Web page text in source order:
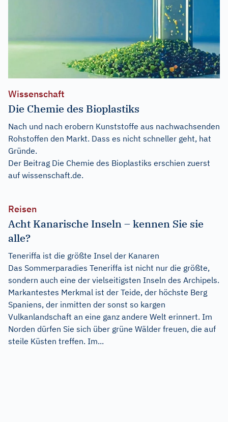
Wissenschaft
Die Chemie des Bioplastiks
Nach und nach erobern Kunststoffe aus nachwachsenden
Rohstoffen den Markt. Dass es nicht schneller geht, hat
Gründe.
Der Beitrag Die Chemie des Bioplastiks erschien zuerst
auf wissenschaft.de.
Reisen
Acht Kanarische Inseln – kennen Sie sie
alle?
Teneriffa ist die größte Insel der Kanaren
Das Sommerparadies Teneriffa ist nicht nur die größte,
sondern auch eine der vielseitigsten Inseln des Archipels.
Markantestes Merkmal ist der Teide, der höchste Berg
Spaniens, der inmitten der sonst so kargen
Vulkanlandschaft an eine ganz andere Welt erinnert. Im
Norden dürfen Sie sich über grüne Wälder freuen, die auf
steile Küsten treffen. Im...